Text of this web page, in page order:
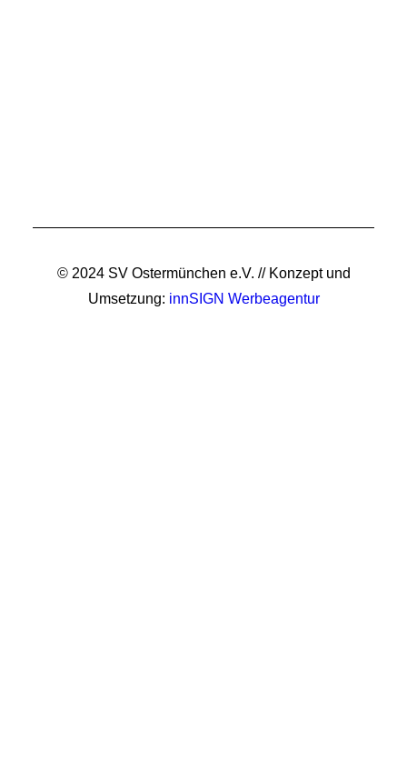
© 2024 SV Ostermünchen e.V. // Konzept und
Umsetzung: innSIGN Werbeagentur